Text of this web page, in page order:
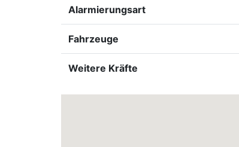
Alarmierungsart
Fahrzeuge
Weitere Kräfte